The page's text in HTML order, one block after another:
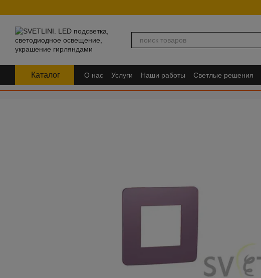
Каталог О нас Услуги Наши работы Светлые решения
FAQ